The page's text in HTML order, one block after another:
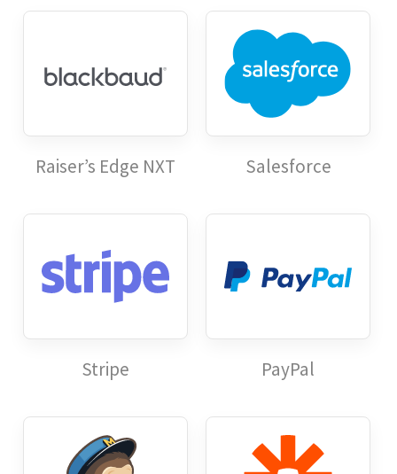
Raiser’s Edge NXT Salesforce
Stripe PayPal